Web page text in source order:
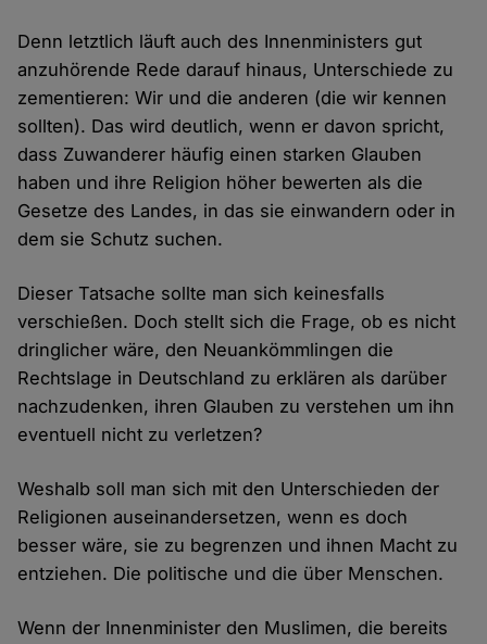
Denn letztlich läuft auch des Innenministers gut
anzuhörende Rede darauf hinaus, Unterschiede zu
zementieren: Wir und die anderen (die wir kennen
sollten). Das wird deutlich, wenn er davon spricht,
dass Zuwanderer häufig einen starken Glauben
haben und ihre Religion höher bewerten als die
Gesetze des Landes, in das sie einwandern oder in
dem sie Schutz suchen.
Dieser Tatsache sollte man sich keinesfalls
verschießen. Doch stellt sich die Frage, ob es nicht
dringlicher wäre, den Neuankömmlingen die
Rechtslage in Deutschland zu erklären als darüber
nachzudenken, ihren Glauben zu verstehen um ihn
eventuell nicht zu verletzen?
Weshalb soll man sich mit den Unterschieden der
Religionen auseinandersetzen, wenn es doch
besser wäre, sie zu begrenzen und ihnen Macht zu
entziehen. Die politische und die über Menschen.
Wenn der Innenminister den Muslimen, die bereits